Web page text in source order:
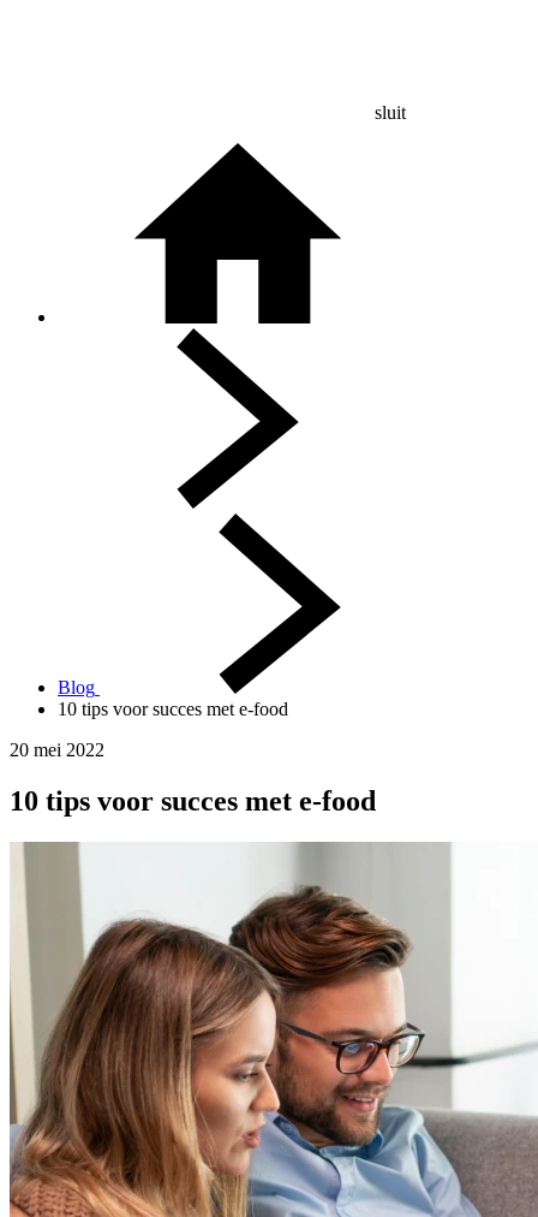
sluit
Blog
10 tips voor succes met e-food
20 mei 2022
10 tips voor succes met e-food